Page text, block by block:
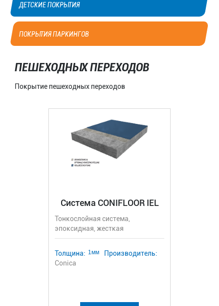
ДЕТСКИЕ ПОКРЫТИЯ
ПОКРЫТИЯ ПАРКИНГОВ
ПЕШЕХОДНЫХ ПЕРЕХОДОВ
Покрытие пешеходных переходов
Система CONIFLOOR IEL
Тонкослойная система,
эпоксидная, жесткая
Толщина: 1мм
Производитель:
Conica